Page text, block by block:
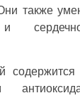
также